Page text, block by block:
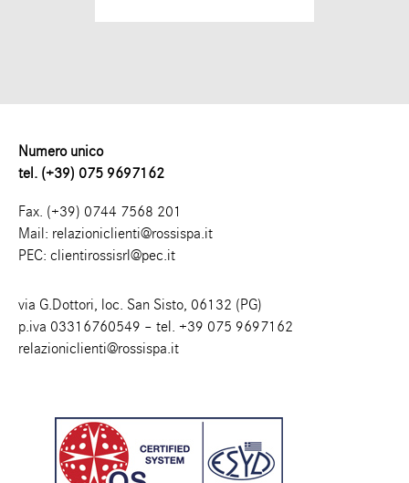
Numero unico
tel. (+39) 075 9697162
Fax. (+39) 0744 7568 201
Mail: relazioniclienti@rossispa.it
PEC: clientirossisrl@pec.it
via G.Dottori, loc. San Sisto, 06132 (PG)
p.iva 03316760549 – tel. +39 075 9697162
relazioniclienti@rossispa.it